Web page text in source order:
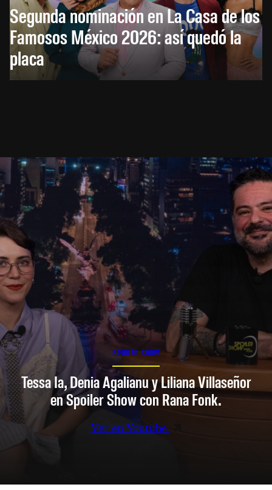
Segunda nominación en La Casa de los
Famosos México 2026: así quedó la
placa
SPOILER SHOW
Tessa Ia, Denia Agalianu y Liliana Villaseñor
en Spoiler Show con Rana Fonk.
Ver en Youtube